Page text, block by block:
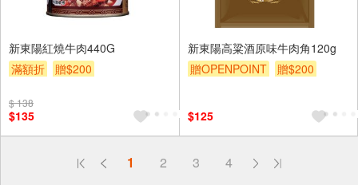
新東陽紅燒牛肉440G
滿額折
贈$200
$ 138
$135
新東陽高粱酒原味牛肉角120g
贈OPENPOINT
贈$200
$125
1 2 3 4
偏遠地區配送